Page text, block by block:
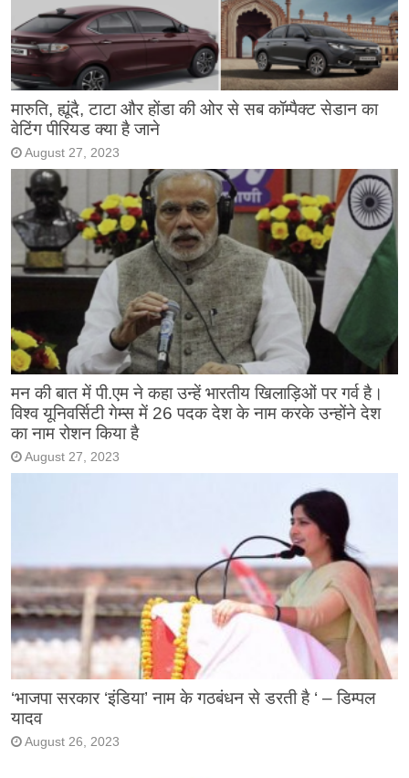
मारुति, ह्यूंदै, टाटा और होंडा की ओर से सब कॉम्पैक्ट सेडान का
वेटिंग पीरियड क्या है जाने
August 27, 2023
मन की बात में पी.एम ने कहा उन्हें भारतीय खिलाड़िओं पर गर्व है।
विश्व यूनिवर्सिटी गेम्स में 26 पदक देश के नाम करके उन्होंने देश
का नाम रोशन किया है
August 27, 2023
‘भाजपा सरकार ‘इंडिया’ नाम के गठबंधन से डरती है ‘ – डिम्पल
यादव
August 26, 2023